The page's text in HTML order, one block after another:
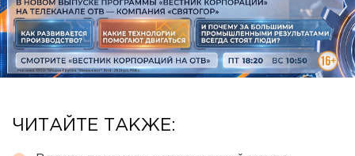
ЧИТАЙТЕ ТАКЖЕ: